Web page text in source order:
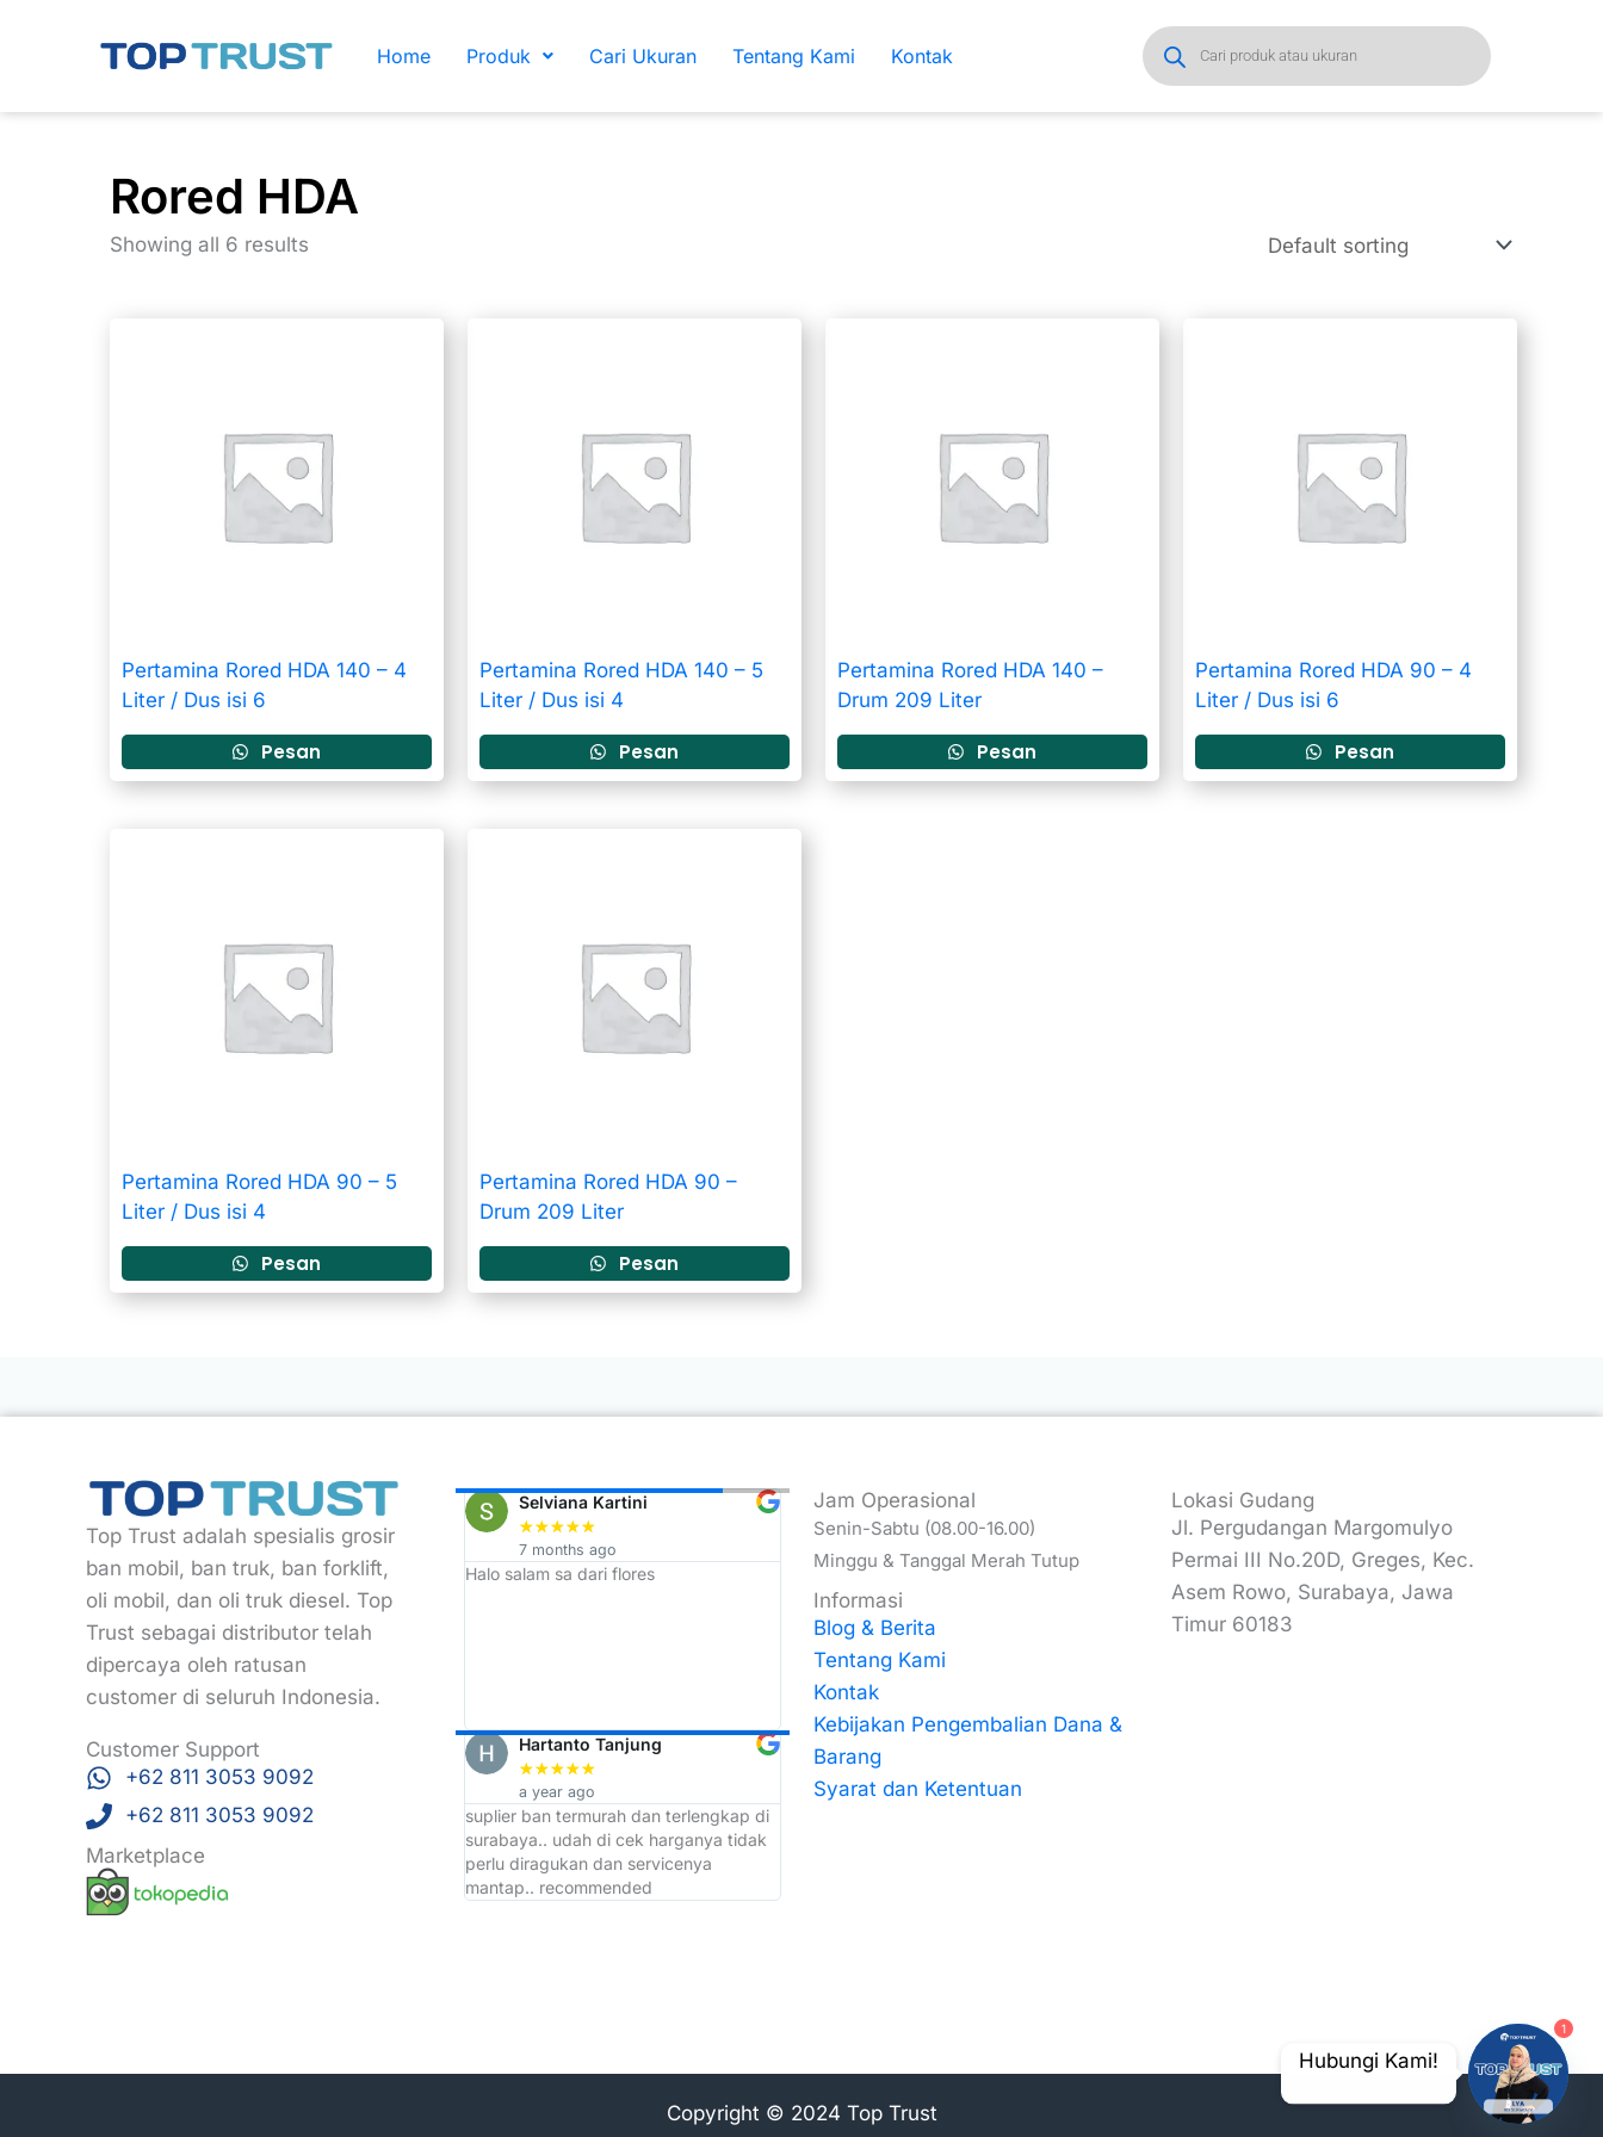
Home Produk Cari Ukuran Tentang Kami Kontak
Products
search
Rored HDA
Showing all 6 results
Pertamina Rored HDA 140 – 4
Liter / Dus isi 6
Pesan
Pertamina Rored HDA 140 – 5
Liter / Dus isi 4
Pesan
Pertamina Rored HDA 140 –
Drum 209 Liter
Pesan
Pertamina Rored HDA 90 – 4
Liter / Dus isi 6
Pesan
Pertamina Rored HDA 90 – 5
Liter / Dus isi 4
Pesan
Pertamina Rored HDA 90 –
Drum 209 Liter
Pesan
Top Trust adalah spesialis grosir
ban mobil, ban truk, ban forklift,
oli mobil, dan oli truk diesel. Top
Trust sebagai distributor telah
dipercaya oleh ratusan
customer di seluruh Indonesia.
Customer Support
+62 811 3053 9092
+62 811 3053 9092
Marketplace
Rizky Eko
★ ★★ ★
2 year ago
Awalnya mau cari roti ban di sekitar sini
eh ketemunya malah tempat grosir ban
tapi enggak apa apa lah, dari
sini saya jadi tau tempat Grosir Ban
terbaik d wilayah Surabaya yaitu TOP
TRUST
Selviana Kartini
★★★★★
7 months ago
Halo salam sa dari flores
Budi ari Wibowo
★★★★★
Trimakasih Top Trust penjualan
termurah se JATIM
Angel Sport
★ ★★★★
6 months ago
Biar pun saya baru kerjasama dgn top
trust 3 x pembelian,,saya merasa
diberikan service yg memuaskan.
Arri Bojonk
★ ★★★★
a year ago
Ckup bntang saja
Hartanto Tanjung
★★★★★
a year ago
suplier ban termurah dan terlengkap di
surabaya.. udah di cek harganya tidak
perlu diragukan dan servicenya
mantap.. recommended
★ ★★
a year ago
Jam Operasional
Senin-Sabtu (08.00-16.00)
Minggu & Tanggal Merah Tutup
Informasi
Blog & Berita
Tentang Kami
Kontak
Kebijakan Pengembalian Dana &
Barang
Syarat dan Ketentuan
Lokasi Gudang
Jl. Pergudangan Margomulyo
Permai III No.20D, Greges, Kec.
Asem Rowo, Surabaya, Jawa
Timur 60183
Copyright © 2024 Top Trust
1
Hubungi Kami!